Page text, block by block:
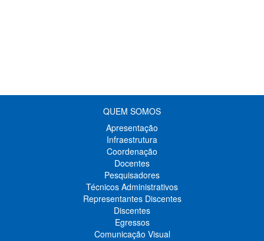
QUEM SOMOS
Apresentação
Infraestrutura
Coordenação
Docentes
Pesquisadores
Técnicos Administrativos
Representantes Discentes
Discentes
Egressos
Comunicação Visual